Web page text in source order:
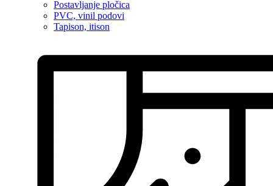
Postavljanje pločica
PVC, vinil podovi
Tapison, itison